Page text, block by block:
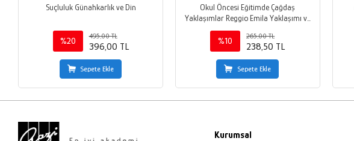
Suçluluk Günahkarlık ve Din
%20
495,00 TL
396,00 TL
Sepete Ekle
Okul Öncesi Eğitimde Çağdaş
Yaklaşımlar Reggio Emila Yaklaşımı ve
Proje Yaklaşımı
%10
265,00 TL
238,50 TL
Sepete Ekle
Kurumsal